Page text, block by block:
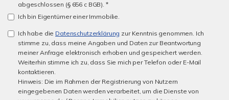
abgeschlossen (§ 656 c BGB). *
Ich bin Eigentümer einer Immobilie.
Ich habe die Datenschutzerklärung zur Kenntnis genommen. Ich
stimme zu, dass meine Angaben und Daten zur Beantwortung
meiner Anfrage elektronisch erhoben und gespeichert werden.
Weiterhin stimme ich zu, dass Sie mich per Telefon oder E-Mail
kontaktieren.
Hinweis: Die im Rahmen der Registrierung von Nutzern
eingegebenen Daten werden verarbeitet, um die Dienste von